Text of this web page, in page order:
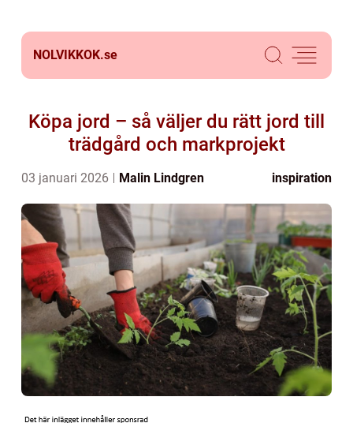
NOLVIKKOK.se
Köpa jord – så väljer du rätt jord till
trädgård och markprojekt
03 januari 2026 Malin Lindgren inspiration